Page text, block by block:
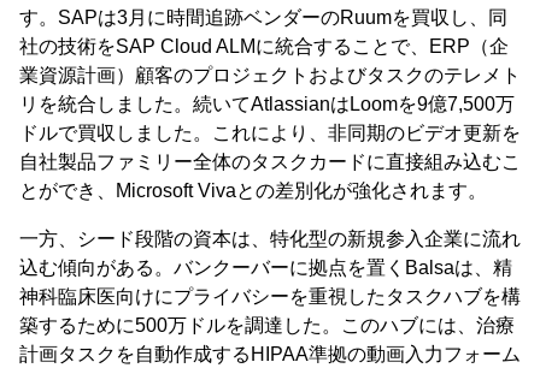
す。SAPは3月に時間追跡ベンダーのRuumを買収し、同
社の技術をSAP Cloud ALMに統合することで、ERP（企
業資源計画）顧客のプロジェクトおよびタスクのテレメト
リを統合しました。続いてAtlassianはLoomを9億7,500万
ドルで買収しました。これにより、非同期のビデオ更新を
自社製品ファミリー全体のタスクカードに直接組み込むこ
とができ、Microsoft Vivaとの差別化が強化されます。
一方、シード段階の資本は、特化型の新規参入企業に流れ
込む傾向がある。バンクーバーに拠点を置くBalsaは、精
神科臨床医向けにプライバシーを重視したタスクハブを構
築するために500万ドルを調達した。このハブには、治療
計画タスクを自動作成するHIPAA準拠の動画入力フォーム